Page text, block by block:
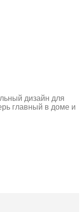
дизайн для
главный в доме и